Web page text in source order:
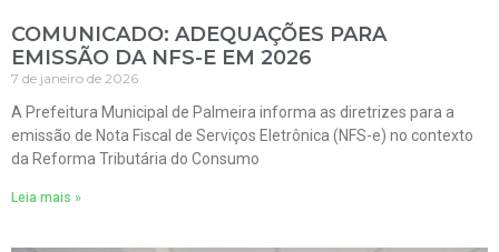
COMUNICADO: ADEQUAÇÕES PARA
EMISSÃO DA NFS-E EM 2026
7 de janeiro de 2026
A Prefeitura Municipal de Palmeira informa as diretrizes para a
emissão de Nota Fiscal de Serviços Eletrônica (NFS-e) no contexto
da Reforma Tributária do Consumo
Leia mais »